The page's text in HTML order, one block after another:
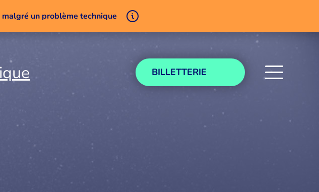
un problème technique
au contenu
BILLETTERIE